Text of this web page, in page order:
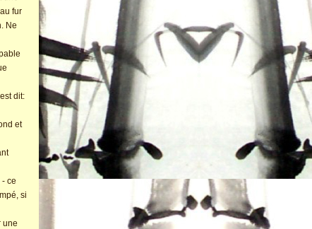
fur
Ne
dit:
et
ce
si
une